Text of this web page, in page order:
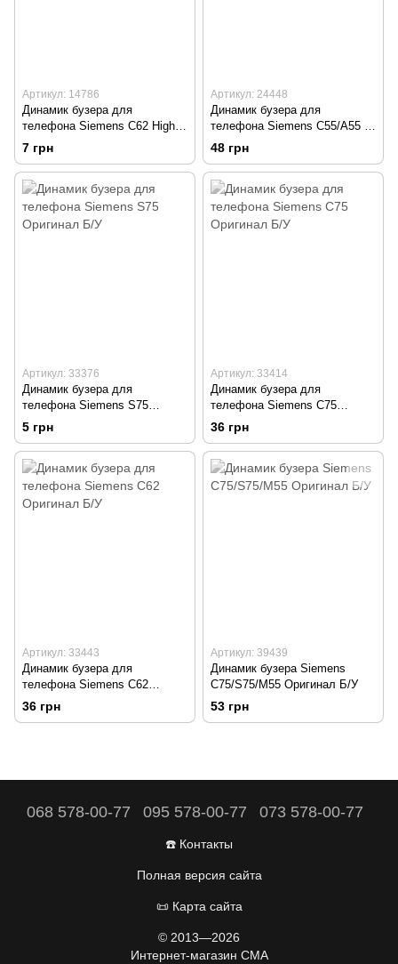
Артикул: 14786
Динамик бузера для
телефона Siemens C62 High
Copy
7 грн
Артикул: 24448
Динамик бузера для
телефона Siemens C55/A55 в
рамке Оригинал Б/У
48 грн
Артикул: 33376
Динамик бузера для
телефона Siemens S75
Оригинал Б/У
5 грн
Артикул: 33414
Динамик бузера для
телефона Siemens C75
Оригинал Б/У
36 грн
Артикул: 33443
Динамик бузера для
телефона Siemens C62
Оригинал Б/У
36 грн
Артикул: 39439
Динамик бузера Siemens
C75/S75/M55 Оригинал Б/У
53 грн
068 578-00-77 095 578-00-77 073 578-00-77
☎️ Контакты
Полная версия сайта
📜 Карта сайта
© 2013—2026
Интернет-магазин CMA